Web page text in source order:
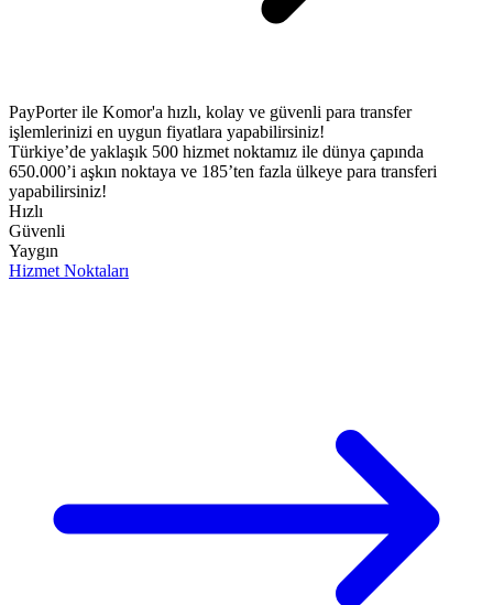
PayPorter ile Komor'a hızlı, kolay ve güvenli para transfer
işlemlerinizi en uygun fiyatlara yapabilirsiniz!​
Türkiye’de yaklaşık 500 hizmet noktamız ile dünya çapında
650.000’i aşkın noktaya ve 185’ten fazla ülkeye para transferi
yapabilirsiniz!
Hızlı
Güvenli
Yaygın
Hizmet Noktaları